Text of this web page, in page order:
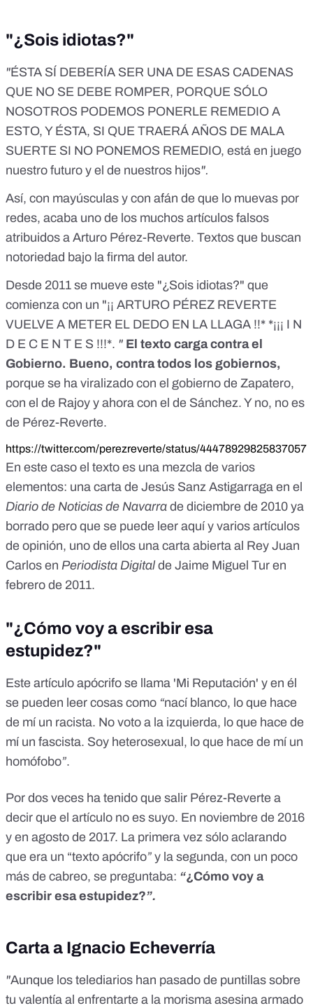
"¿Sois idiotas?"
"ÉSTA SÍ DEBERÍA SER UNA DE ESAS CADENAS
QUE NO SE DEBE ROMPER, PORQUE SÓLO
NOSOTROS PODEMOS PONERLE REMEDIO A
ESTO, Y ÉSTA, SI QUE TRAERÁ AÑOS DE MALA
SUERTE SI NO PONEMOS REMEDIO, está en juego
nuestro futuro y el de nuestros hijos".
Así, con mayúsculas y con afán de que lo muevas por
redes, acaba uno de los muchos artículos falsos
atribuidos a Arturo Pérez-Reverte. Textos que buscan
notoriedad bajo la firma del autor.
Desde 2011 se mueve este "¿Sois idiotas?" que
comienza con un "¡¡ ARTURO PÉREZ REVERTE
VUELVE A METER EL DEDO EN LA LLAGA !!* *¡¡¡ I N
D E C E N T E S !!!*. " El texto carga contra el
Gobierno. Bueno, contra todos los gobiernos,
porque se ha viralizado con el gobierno de Zapatero,
con el de Rajoy y ahora con el de Sánchez. Y no, no es
de Pérez-Reverte.
https://twitter.com/perezreverte/status/44478929825837057
En este caso el texto es una mezcla de varios
elementos: una carta de Jesús Sanz Astigarraga en el
Diario de Noticias de Navarra de diciembre de 2010 ya
borrado pero que se puede leer aquíy varios artículos
de opinión, uno de ellos una carta abierta al Rey Juan
Carlos en Periodista Digitalde Jaime Miguel Tur en
febrero de 2011.
"¿Cómo voy a escribir esa
estupidez?"
Este artículo apócrifo se llama 'Mi Reputación' y en él
se pueden leer cosas como “nací blanco, lo que hace
de mí un racista. No voto a la izquierda, lo que hace de
mí un fascista. Soy heterosexual, lo que hace de mí un
homófobo”.
Por dos veces ha tenido que salir Pérez-Reverte a
decir que el artículo no es suyo. En noviembre de 2016
y en agosto de 2017. La primera vez sólo aclarando
que era un “texto apócrifo” y la segunda, con un poco
más de cabreo, se preguntaba: “¿Cómo voy a
escribir esa estupidez?”.
Carta a Ignacio Echeverría
"Aunque los telediarios han pasado de puntillas sobre
tu valentía al enfrentarte a la morisma asesina armado